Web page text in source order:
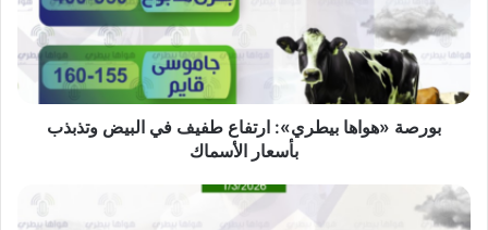
طفيف
في
البيض
بأسعار
الأسماكبورصة «هواها بيطري»: ارتفاع طفيف في البيض وتذبذب
بأسعار الأسماك
استقرار
أسعار